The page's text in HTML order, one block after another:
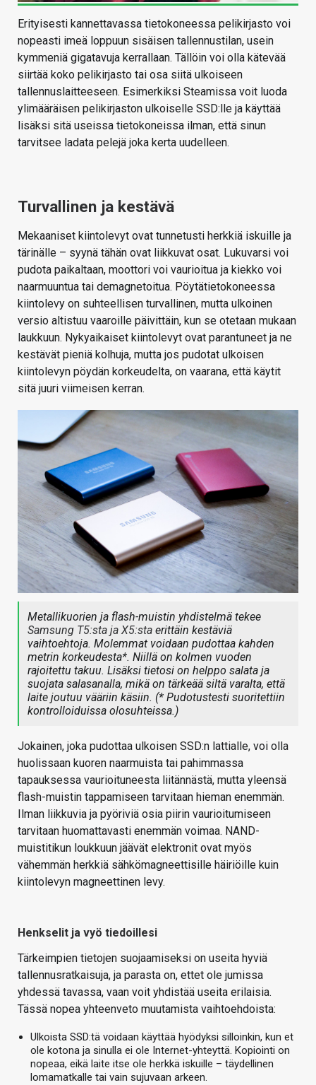
Erityisesti kannettavassa tietokoneessa pelikirjasto voi
nopeasti imeä loppuun sisäisen tallennustilan, usein
kymmeniä gigatavuja kerrallaan. Tällöin voi olla kätevää
siirtää koko pelikirjasto tai osa siitä ulkoiseen
tallennuslaitteeseen. Esimerkiksi Steamissa voit luoda
ylimääräisen pelikirjaston ulkoiselle SSD:lle ja käyttää
lisäksi sitä useissa tietokoneissa ilman, että sinun
tarvitsee ladata pelejä joka kerta uudelleen.
Turvallinen ja kestävä
Mekaaniset kiintolevyt ovat tunnetusti herkkiä iskuille ja
tärinälle – syynä tähän ovat liikkuvat osat. Lukuvarsi voi
pudota paikaltaan, moottori voi vaurioitua ja kiekko voi
naarmuuntua tai demagnetoitua. Pöytätietokoneessa
kiintolevy on suhteellisen turvallinen, mutta ulkoinen
versio altistuu vaaroille päivittäin, kun se otetaan mukaan
laukkuun. Nykyaikaiset kiintolevyt ovat parantuneet ja ne
kestävät pieniä kolhuja, mutta jos pudotat ulkoisen
kiintolevyn pöydän korkeudelta, on vaarana, että käytit
sitä juuri viimeisen kerran.
Metallikuorien ja flash-muistin yhdistelmä tekee
Samsung T5:sta ja X5:sta erittäin kestäviä
vaihtoehtoja. Molemmat voidaan pudottaa kahden
metrin korkeudesta*. Niillä on kolmen vuoden
rajoitettu takuu. Lisäksi tietosi on helppo salata ja
suojata salasanalla, mikä on tärkeää siltä varalta, että
laite joutuu vääriin käsiin. (* Pudotustesti suoritettiin
kontrolloiduissa olosuhteissa.)
Jokainen, joka pudottaa ulkoisen SSD:n lattialle, voi olla
huolissaan kuoren naarmuista tai pahimmassa
tapauksessa vaurioituneesta liitännästä, mutta yleensä
flash-muistin tappamiseen tarvitaan hieman enemmän.
Ilman liikkuvia ja pyöriviä osia piirin vaurioitumiseen
tarvitaan huomattavasti enemmän voimaa. NAND-
muistitikun loukkuun jäävät elektronit ovat myös
vähemmän herkkiä sähkömagneettisille häiriöille kuin
kiintolevyn magneettinen levy.
Henkselit ja vyö tiedoillesi
Tärkeimpien tietojen suojaamiseksi on useita hyviä
tallennusratkaisuja, ja parasta on, ettet ole jumissa
yhdessä tavassa, vaan voit yhdistää useita erilaisia.
Tässä nopea yhteenveto muutamista vaihtoehdoista:
Ulkoista SSD:tä voidaan käyttää hyödyksi silloinkin, kun et
ole kotona ja sinulla ei ole Internet-yhteyttä. Kopiointi on
nopeaa, eikä laite itse ole herkkä iskuille – täydellinen
lomamatkalle tai vain sujuvaan arkeen.